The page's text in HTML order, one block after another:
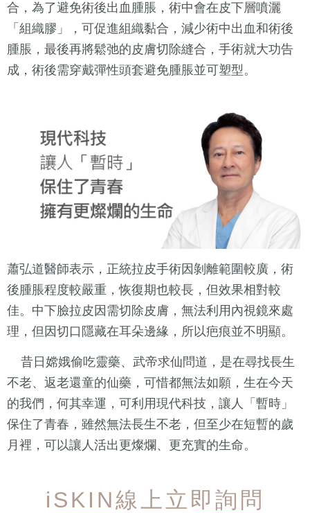
合，為了避免術後出血腫脹，術中會在皮下層噴灑
「組織膠」，可促進組織黏合，減少術中出血和術後
腫脹，最後再將鬆弛的皮膚切除縫合，手術就大功告
成，術後需穿戴彈性頭套避免腫脹並可塑型。
蕭弘道醫師表示，正統拉皮手術因剝離範圍較廣，術
後腫脹程度較嚴重，恢復期也較長，但效果相對較
佳。中下臉拉皮因需切除皮膚，無法利用內視鏡來處
理，但因切口隱藏在耳朵邊緣，所以疤痕並不明顯。
昔日嫦娥偷吃靈藥、武帝求仙問道，是在尋找長生
不老、返老還童的仙藥，可惜都無法如願，生在今天
的我們，何其幸運，可利用現代科技，讓人「暫時」
保住了青春，雖然無法長生不老，但至少在短暫的歲
月裡，可以讓人活出更燦爛、更充實的生命。
iSKIN線上立即詢問